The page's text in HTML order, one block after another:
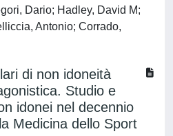
Dario; Hadley, David M;
Antonio; Corrado,
di non idoneità
Studio e
idonei nel decennio
Medicina dello Sport